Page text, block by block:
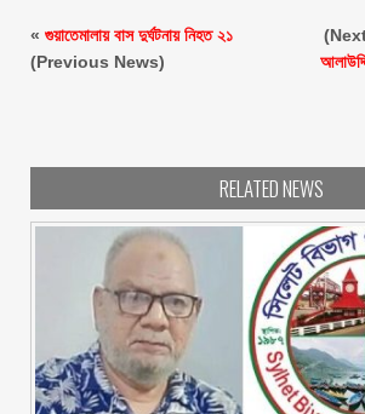
« গুয়াতেমালায় বাস দুর্ঘটনায় নিহত ২১
(Previous News)
RELATED NEWS